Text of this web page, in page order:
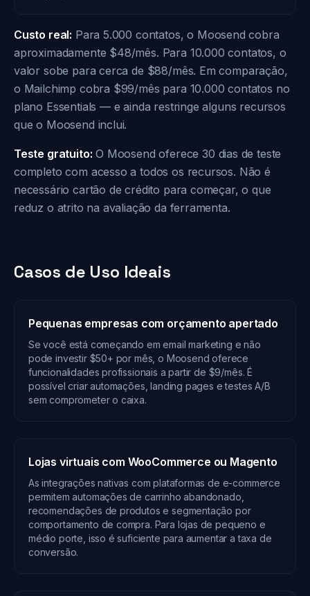
Custo real: Para 5.000 contatos, o Moosend cobra
aproximadamente $48/mês. Para 10.000 contatos, o
valor sobe para cerca de $88/mês. Em comparação,
o Mailchimp cobra $99/mês para 10.000 contatos no
plano Essentials — e ainda restringe alguns recursos
que o Moosend inclui.
Teste gratuito: O Moosend oferece 30 dias de teste
completo com acesso a todos os recursos. Não é
necessário cartão de crédito para começar, o que
reduz o atrito na avaliação da ferramenta.
Casos de Uso Ideais
Pequenas empresas com orçamento apertado
Se você está começando em email marketing e não
pode investir $50+ por mês, o Moosend oferece
funcionalidades profissionais a partir de $9/mês. É
possível criar automações, landing pages e testes A/B
sem comprometer o caixa.
Lojas virtuais com WooCommerce ou Magento
As integrações nativas com plataformas de e-commerce
permitem automações de carrinho abandonado,
recomendações de produtos e segmentação por
comportamento de compra. Para lojas de pequeno e
médio porte, isso é suficiente para aumentar a taxa de
conversão.